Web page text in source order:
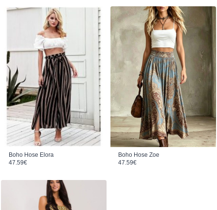
Boho Hose Elora
47.59€
Boho Hose Zoe
47.59€